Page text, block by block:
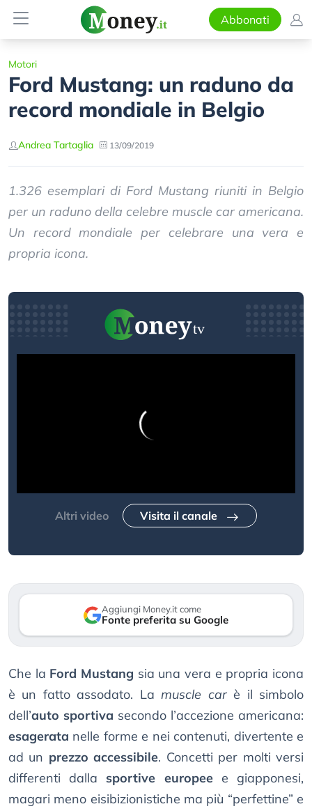
Abbonati
Motori
Ford Mustang: un raduno da
record mondiale in Belgio
Andrea Tartaglia 13/09/2019
1.326 esemplari di Ford Mustang riuniti in Belgio
per un raduno della celebre muscle car americana.
Un record mondiale per celebrare una vera e
propria icona.
Altri video Visita il canale
Aggiungi Money.it come
Fonte preferita su Google
Che la Ford Mustang sia una vera e propria icona
è un fatto assodato. Lamuscle carè il simbolo
dell’auto sportiva secondo l’accezione americana:
esagerata nelle forme e nei contenuti, divertente e
ad un prezzo accessibile. Concetti per molti versi
differenti dalla sportive europeee giapponesi,
magari meno eisibizionistiche ma più “perfettine” e